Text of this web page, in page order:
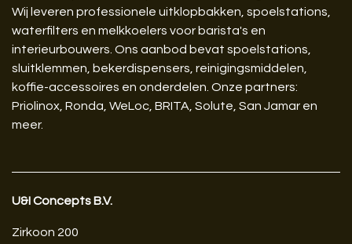
Wij leveren professionele uitklopbakken, spoelstations,
waterfilters en melkkoelers voor barista's en
interieurbouwers. Ons aanbod bevat spoelstations,
sluitklemmen, bekerdispensers, reinigingsmiddelen,
koffie-accessoires en onderdelen. Onze partners:
Priolinox, Ronda, WeLoc, BRITA, Solute, San Jamar en
meer.
U&I Concepts B.V.​
Zirkoon 200